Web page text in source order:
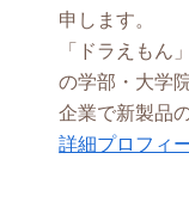
申します。
「ドラえもん
の学部・大学
企業で新製品
詳細プロフィ